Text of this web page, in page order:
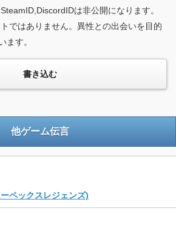
は非公開になります。
ではありません。異性との出会いを目的
ます。
他ゲーム伝言
ペックスレジェンズ)